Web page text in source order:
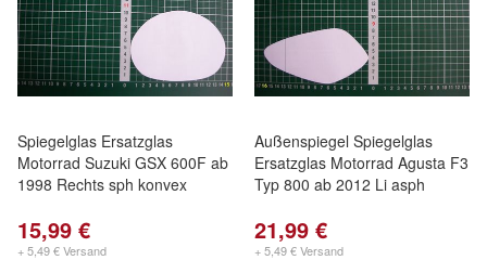
Spiegelglas Ersatzglas
Motorrad Suzuki GSX 600F ab
1998 Rechts sph konvex
15,99 €
+ 5,49 € Versand
Außenspiegel Spiegelglas
Ersatzglas Motorrad Agusta F3
Typ 800 ab 2012 Li asph
21,99 €
+ 5,49 € Versand